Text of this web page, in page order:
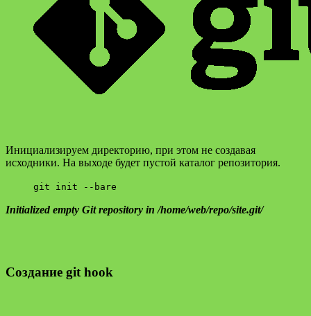
Инициализируем директорию, при этом не создавая
исходники. На выходе будет пустой каталог репозитория.
git init --bare
Initialized empty Git repository in /home/web/repo/site.git/
Создание git hook